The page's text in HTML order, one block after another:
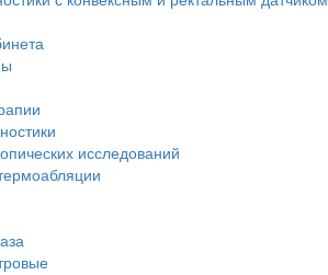
исследований